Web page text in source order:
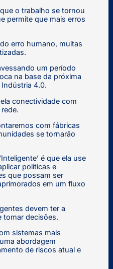
o trabalho se tornou
permite que mais erros
erro humano, muitas
um período
na base da próxima
4.0.
conectividade com
com fábricas
se tornarão
é que ela use
políticas e
que possam ser
em um fluxo
devem ter a
tomar decisões.
sistemas mais
abordagem
de riscos atual e